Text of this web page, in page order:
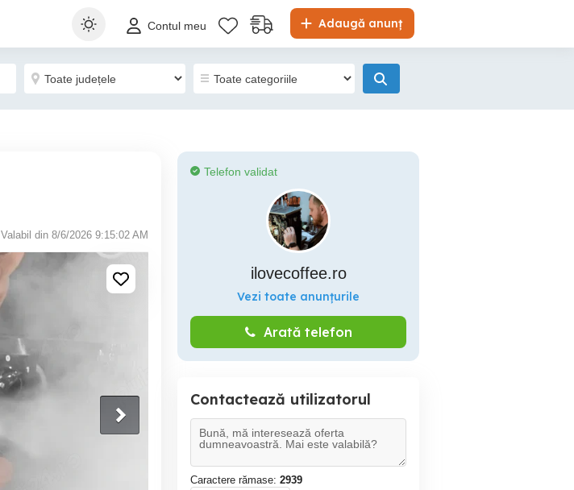
Adaugă anunț
Contul meu
Valabil din 8/6/2026 9:15:02 AM
Telefon validat
ilovecoffee.ro
Vezi toate anunțurile
Arată telefon
Contactează utilizatorul
Caractere rămase: 2939